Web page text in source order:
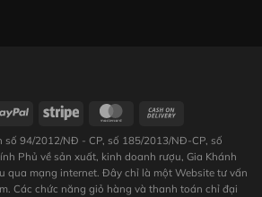
số 94/2012/NĐ - CP, số 185/2013/NĐ-CP, số
Phủ về sản xuất, kinh doanh rượu, Gia Khánh
qua mạng internet. Đây chỉ là một Website tư vấn
Các chức năng giỏ hàng và thanh toán chỉ đại